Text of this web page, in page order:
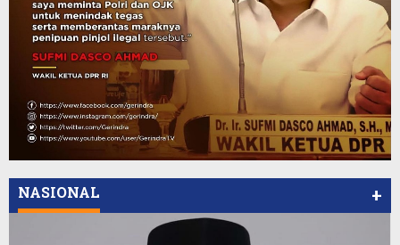
NASIONAL +